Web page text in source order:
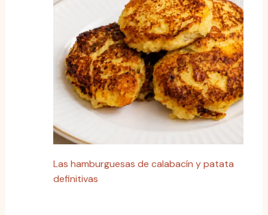
Las hamburguesas de calabacín y patata
definitivas